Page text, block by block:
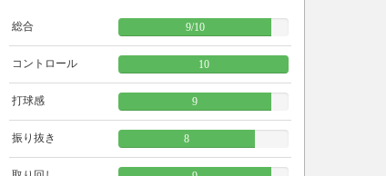
総合 9/10
コントロール 10
打球感 9
振り抜き 8